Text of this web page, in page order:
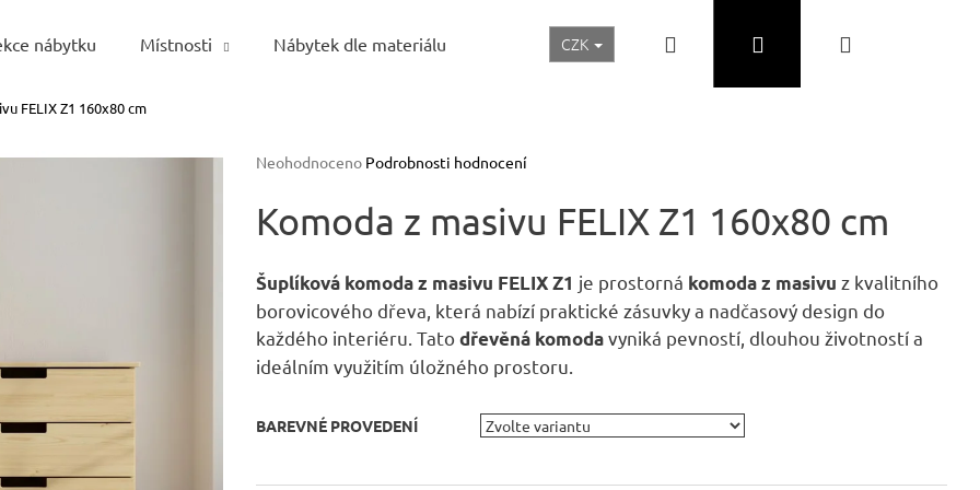
nábytku Místnosti Nábytek dle materiálu Realizace a inspirace Akční ceny Nábytek Skladem
CZK Přihlášení
FELIX Z1 160x80 cm
Průměrné
produktu
je
z
hvězdiček.
Neohodnoceno Podrobnosti hodnocení
Komoda z masivu FELIX Z1 160x80 cm
Šuplíková komoda z masivu FELIX Z1 je prostorná komoda z masivu z kvalitního
borovicového dřeva, která nabízí praktické zásuvky a nadčasový design do
každého interiéru. Tatodřevěná komodavyniká pevností, dlouhou životností a
ideálním využitím úložného prostoru.
BAREVNÉ PROVEDENÍ
Co potřebujete najít?